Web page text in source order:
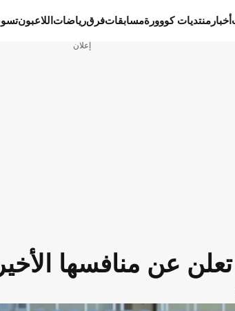
أخبار منتديات كووورةمسابقاتفرقرياضات اللاعبون
إعلان
عن منافسها